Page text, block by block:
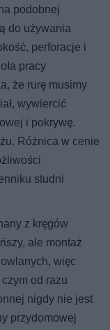
podobnej
do używania
perforacje i
pracy
że rurę musimy
wywiercić
i pokrywę.
Różnica w cenie
studni
z kręgów
ale montaż
więc
od razu
nigdy nie jest
przydomowej